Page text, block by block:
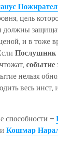
цель
должны
и в тоже
Послушник
событие
нельзя
весь инст,
способности –
и Кошмар